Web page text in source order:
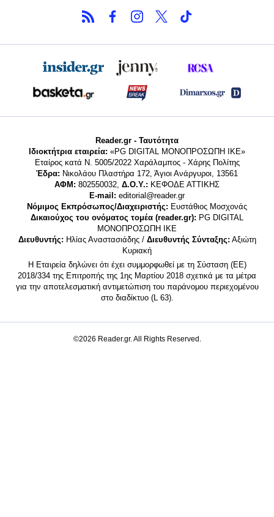
Reader.gr - Ταυτότητα
Ιδιοκτήτρια εταιρεία: «PG DIGITAL MONΟΠΡΟΣΩΠΗ ΙΚΕ»
Εταίρος κατά Ν. 5005/2022 Χαράλαμπος - Χάρης Πολίτης
Έδρα: Νικολάου Πλαστήρα 172, Άγιοι Ανάργυροι, 13561
ΑΦΜ: 802550032, Δ.Ο.Υ.: ΚΕΦΟΔΕ ΑΤΤΙΚΗΣ
E-mail: editorial@reader.gr
Νόμιμος Εκπρόσωπος/Διαχειριστής: Ευστάθιος Μοσχονάς
Δικαιούχος του ονόματος τομέα (reader.gr): PG DIGITAL
MONΟΠΡΟΣΩΠΗ ΙΚΕ
Διευθυντής: Ηλίας Αναστασιάδης / Διευθυντής Σύνταξης: Αξιώτη
Κυριακή
Η Εταιρεία δηλώνει ότι έχει συμμορφωθεί με τη Σύσταση (ΕΕ)
2018/334 της Επιτροπής της 1ης Μαρτίου 2018 σχετικά με τα μέτρα
για την αποτελεσματική αντιμετώπιση του παράνομου περιεχομένου
στο διαδίκτυο (L 63).
©2026 Reader.gr. All Rights Reserved.